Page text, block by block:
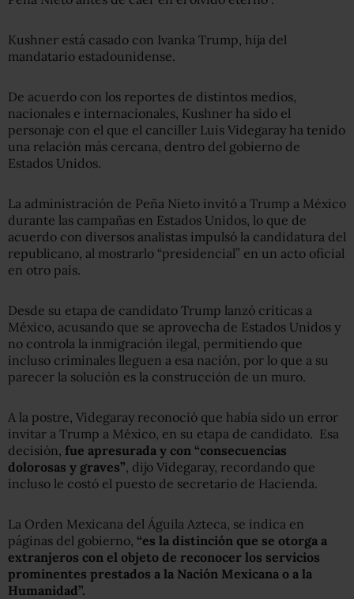
Kushner está casado con Ivanka Trump, hija del
mandatario estadounidense.
De acuerdo con los reportes de distintos medios,
nacionales e internacionales, Kushner ha sido el
personaje con el que el canciller Luis Videgaray ha tenido
una relación más cercana, dentro del gobierno de
Estados Unidos.
La administración de Peña Nieto invitó a Trump a México
durante las campañas en Estados Unidos, lo que de
acuerdo con diversos analistas impulsó la candidatura del
republicano, al mostrarlo “presidencial” en un acto oficial
en otro país.
Desde su etapa de candidato Trump lanzó críticas a
México, acusando que se aprovecha de Estados Unidos y
no controla la inmigración ilegal, permitiendo que
incluso criminales lleguen a esa nación, por lo que a su
parecer la solución es la construcción de un muro.
A la postre, Videgaray reconoció que había sido un error
invitar a Trump a México, en su etapa de candidato. Esa
decisión, fue apresurada y con “consecuencias
dolorosas y graves” , dijo Videgaray, recordando que
incluso le costó el puesto de secretario de Hacienda.
La Orden Mexicana del Águila Azteca, se indica en
páginas del gobierno, “es la distinción que se otorga a
extranjeros con el objeto de reconocer los servicios
prominentes prestados a la Nación Mexicana o a la
Humanidad”.